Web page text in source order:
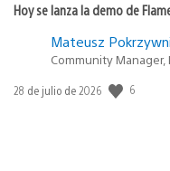
Hoy se lanza la demo de
Mateusz
Community
Fecha
28 de julio de 2026 6